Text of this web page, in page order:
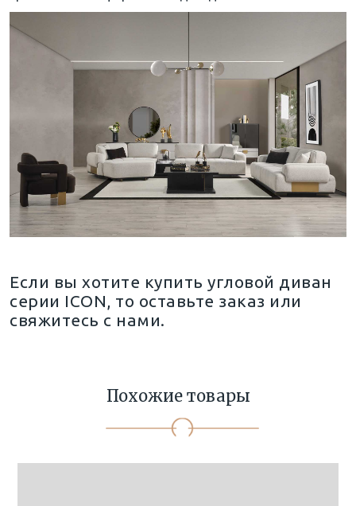
Если вы хотите купить угловой диван
серии ICON, то оставьте заказ или
свяжитесь с нами.
Похожие товары